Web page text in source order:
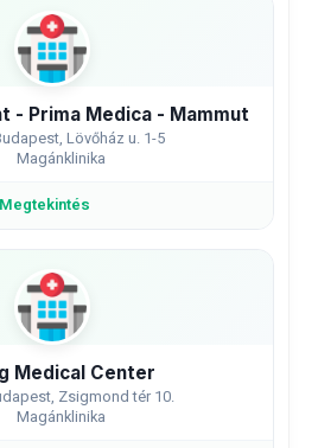
- Prima Medica - Mammut
Lövőház u. 1-5
Magánklinika
Megtekintés
Medical Center
Zsigmond tér 10.
Magánklinika